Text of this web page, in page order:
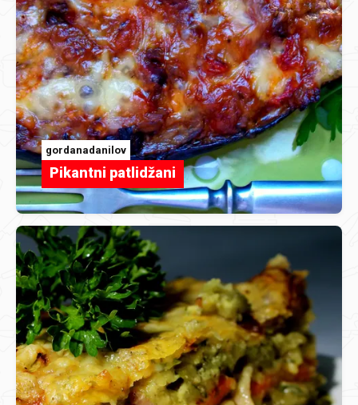
gordanadanilov
Pikantni patlidžani